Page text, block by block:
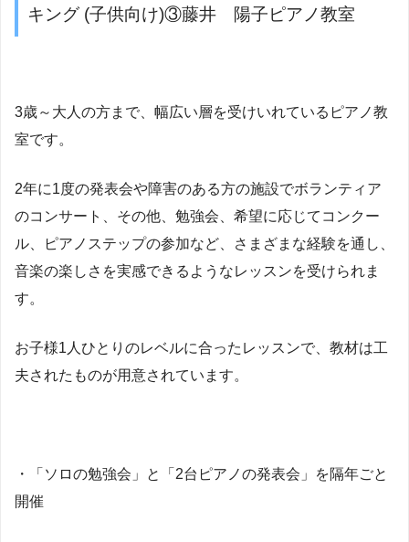
キング (子供向け)③藤井 陽子ピアノ教室
3歳～大人の方まで、幅広い層を受けいれているピアノ教
室です。
2年に1度の発表会や障害のある方の施設でボランティア
のコンサート、その他、勉強会、希望に応じてコンクー
ル、ピアノステップの参加など、さまざまな経験を通し、
音楽の楽しさを実感できるようなレッスンを受けられま
す。
お子様1人ひとりのレベルに合ったレッスンで、教材は工
夫されたものが用意されています。
・「ソロの勉強会」と「2台ピアノの発表会」を隔年ごと
開催